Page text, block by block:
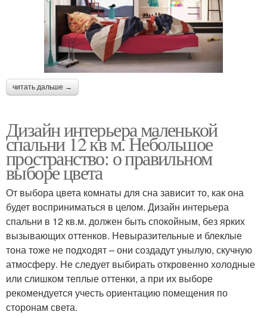
читать дальше →
Дизайн интерьера маленькой
спальни 12 кв м. Небольшое
пространство: о правильном
выборе цвета
От выбора цвета комнаты для сна зависит то, как она
будет восприниматься в целом. Дизайн интерьера
спальни в 12 кв.м. должен быть спокойным, без ярких
вызывающих оттенков. Невыразительные и блеклые
тона тоже не подходят – они создадут унылую, скучную
атмосферу. Не следует выбирать откровенно холодные
или слишком теплые оттенки, а при их выборе
рекомендуется учесть ориентацию помещения по
сторонам света.